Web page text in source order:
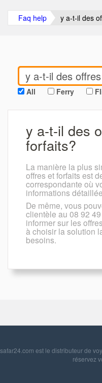
Faq help y a-t-il des
All Ferry
y a-t-il des
forfaits?
La manière la plus
offres et forfaits est
correspondante où
informations
De même, vous
clientèle au 08 92
informer sur les
à choisir la solution
besoins.
safar24.com est le distributeur de
réservez